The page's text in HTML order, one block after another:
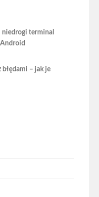
niedrogi terminal
błędami – jak je